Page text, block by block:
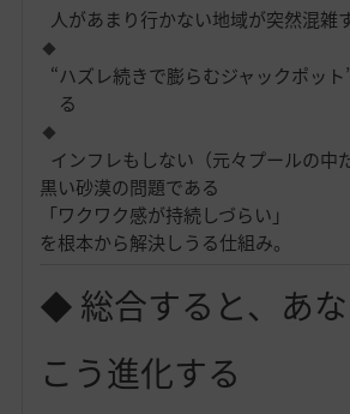
人があまり行かない地域が突然混雑
“ハズレ続きで膨らむジャックポッ
る
インフレもしない（元々プールの中
黒い砂漠の問題である
「ワクワク感が持続しづらい」
を根本から解決しうる仕組み。
◆ 総合すると、あ
こう進化する